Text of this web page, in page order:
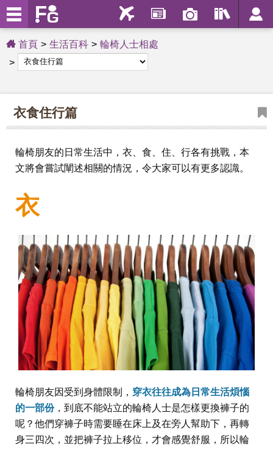
首頁 生活百科 輪椅人士相處
衣食住行篇
輪椅朋友的日常生活中，衣、食、住、行各有挑戰，本
文將會嘗試闡述相關的情況，令大家可以有更多認識。
衣
輪椅朋友因受到身體限制， 穿衣往往成為日常生活煩惱
的一部份，到底不能站立的輪椅人士是怎樣更換褲子的
呢？他們穿褲子時需要睡在床上及在旁人幫助下，再轉
身三四次，並把褲子拉上移位，才會感覺舒服，所以輪